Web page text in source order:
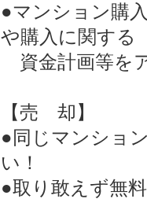
●マンション購
や購入に関する
資金計画等を
【売 却】
●同じマンショ
い！
●取り敢えず無